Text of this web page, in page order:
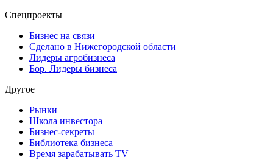
Спецпроекты
Бизнес на связи
Сделано в Нижегородской области
Лидеры агробизнеса
Бор. Лидеры бизнеса
Другое
Рынки
Школа инвестора
Бизнес-секреты
Библиотека бизнеса
Время зарабатывать TV